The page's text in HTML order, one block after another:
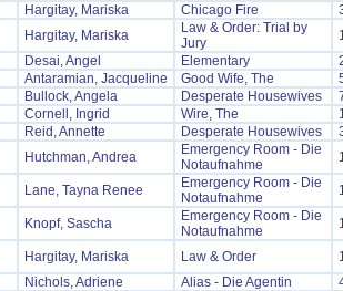
Hargitay, Mariska Chicago Fire
Hargitay, Mariska
Law & Order: Trial by
Jury
Desai, Angel Elementary
Antaramian, Jacqueline Good Wife, The
Bullock, Angela Desperate Housewives
Cornell, Ingrid Wire, The
Reid, Annette Desperate Housewives
Hutchman, Andrea
Emergency Room - Die
Notaufnahme
Lane, Tayna Renee
Emergency Room - Die
Notaufnahme
Knopf, Sascha
Emergency Room - Die
Notaufnahme
Hargitay, Mariska Law & Order
Nichols, Adriene Alias - Die Agentin